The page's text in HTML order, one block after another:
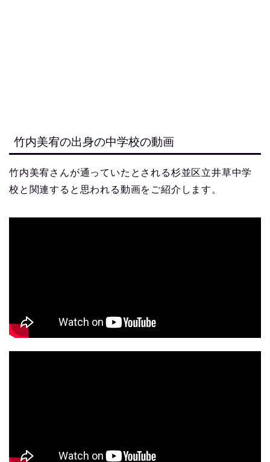
竹内美宥の出身の中学校の動画
竹内美宥さんが通っていたとされる杉並区立井草中学
校と関連すると思われる動画をご紹介します。